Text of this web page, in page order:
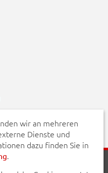
wir an mehreren
Dienste und
dazu finden Sie in
.